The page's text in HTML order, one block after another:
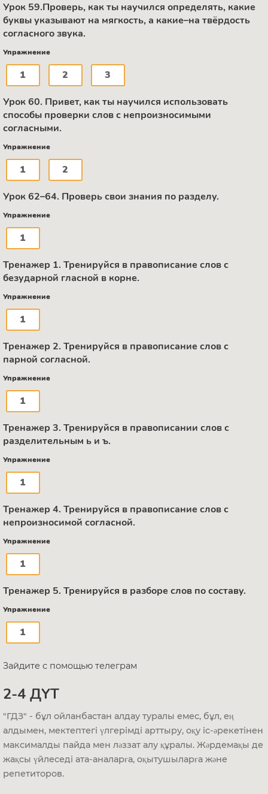
Урок 59.Проверь, как ты научился определять, какие
буквы указывают на мягкость, а какие–на твёрдость
согласного звука.
Упражнение
1 2 3
Урок 60. Привет, как ты научился использовать
способы проверки слов с непроизносимыми
согласными.
Упражнение
1 2
Урок 62–64. Проверь свои знания по разделу.
Упражнение
1
Тренажер 1. Тренируйся в правописание слов с
безударной гласной в корне.
Упражнение
1
Тренажер 2. Тренируйся в правописание слов с
парной согласной.
Упражнение
1
Тренажер 3. Тренируйся в правописании слов с
разделительным ь и ъ.
Упражнение
1
Тренажер 4. Тренируйся в правописание слов с
непроизносимой согласной.
Упражнение
1
Тренажер 5. Тренируйся в разборе слов по составу.
Упражнение
1
Зайдите с помощью телеграм
2-4 ДҮТ
"ГДЗ" - бұл ойланбастан алдау туралы емес, бұл, ең
алдымен, мектептегі үлгерімді арттыру, оқу іс-әрекетінен
максималды пайда мен ләззат алу құралы. Жәрдемақы де
жақсы үйлеседі ата-аналарға, оқытушыларға және
репетиторов.